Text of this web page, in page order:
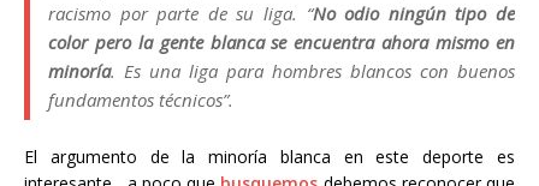
racismo por parte de su liga. “No odio ningún tipo de
color pero la gente blanca se encuentra ahora mismo en
minoría. Es una liga para hombres blancos con buenos
fundamentos técnicos”.
El argumento de la minoría blanca en este deporte es